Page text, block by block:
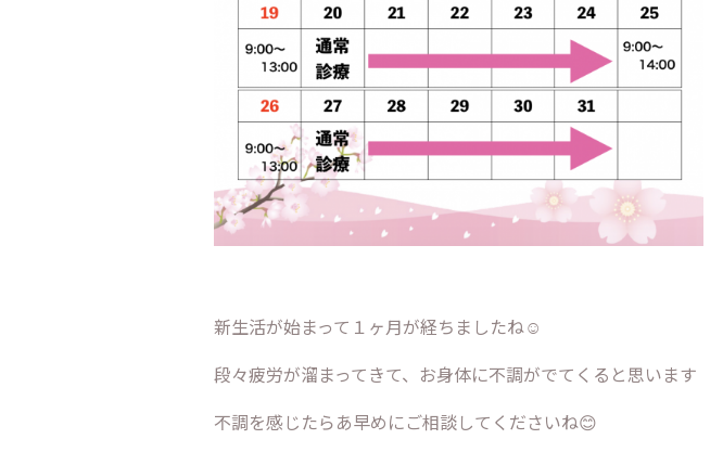
新生活が始まって１ヶ月が経ちましたね☺️
段々疲労が溜まってきて、お身体に不調がでてくると思います
不調を感じたらあ早めにご相談してくださいね😊